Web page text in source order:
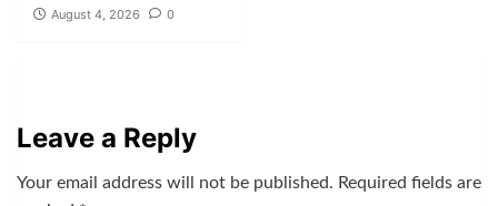
August 4, 2026 0
Leave a Reply
Your email address will not be published. Required fields are